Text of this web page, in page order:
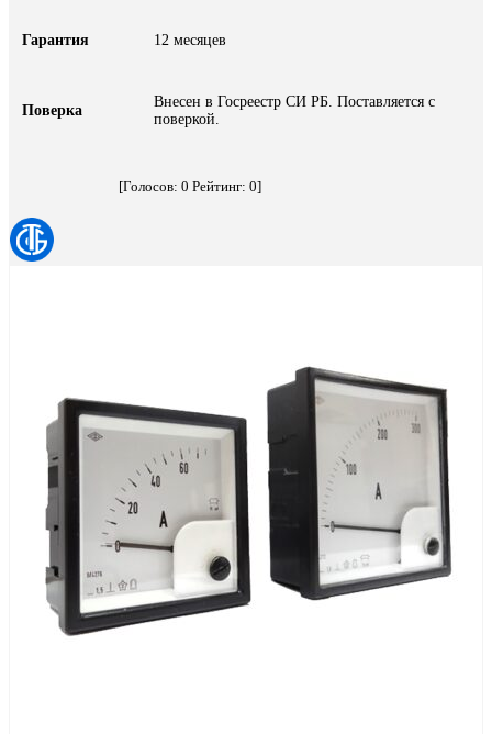
Гарантия 12 месяцев
Поверка
Внесен в Госреестр СИ РБ. Поставляется с
поверкой.
[Голосов: 0 Рейтинг: 0]